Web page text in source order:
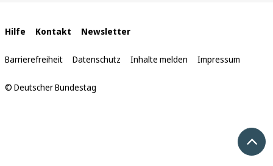
Interne
Links
Hilfe Kontakt Newsletter
Barrierefreiheit Datenschutz Inhalte melden Impressum
© Deutscher Bundestag